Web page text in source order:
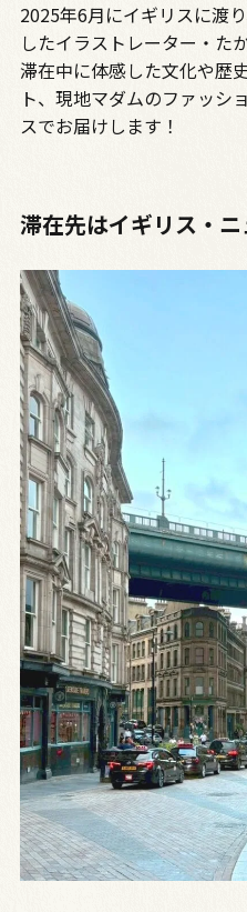
2025年6月にイギリスに渡
したイラストレーター・た
滞在中に体感した文化や歴
ト、現地マダムのファッシ
スでお届けします！
滞在先はイギリス・